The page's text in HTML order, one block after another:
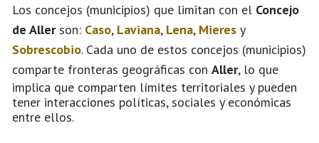
Los concejos (municipios) que limitan con el Concejo
de Allerson: Caso, Laviana, Lena, Mieres y
Sobrescobio. Cada uno de estos concejos (municipios)
comparte fronteras geográficas con Aller, lo que
implica que comparten límites territoriales y pueden
tener interacciones políticas, sociales y económicas
entre ellos.